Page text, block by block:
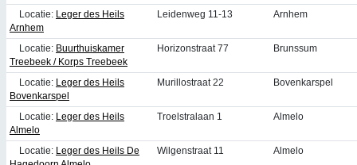
Locatie: Leger des Heils
Arnhem
Leidenweg 11-13 Arnhem
Locatie: Buurthuiskamer
Treebeek / Korps Treebeek
Horizonstraat 77 Brunssum
Locatie: Leger des Heils
Bovenkarspel
Murillostraat 22 Bovenkarspel
Locatie: Leger des Heils
Almelo
Troelstralaan 1 Almelo
Locatie: Leger des Heils De
Wilgenstraat 11 Almelo